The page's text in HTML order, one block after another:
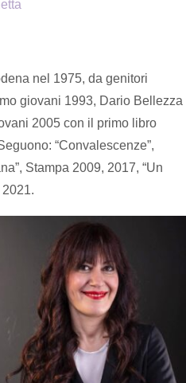
nel 1975, da genitori
giovani 1993, Dario Bellezza
2005 con il primo libro
“Convalescenze”,
Stampa 2009, 2017, “Un